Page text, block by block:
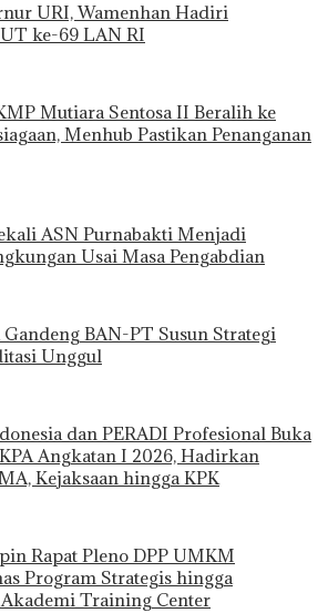
URI, Wamenhan Hadiri
ke-69 LAN RI
Mutiara Sentosa II Beralih ke
Menhub Pastikan Penanganan
ASN Purnabakti Menjadi
Usai Masa Pengabdian
BAN-PT Susun Strategi
Unggul
dan PERADI Profesional Buka
Angkatan I 2026, Hadirkan
Kejaksaan hingga KPK
Rapat Pleno DPP UMKM
Program Strategis hingga
Training Center